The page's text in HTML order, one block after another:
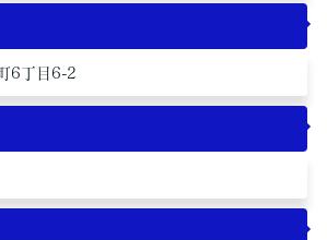
る場合
るサービスを行なうために当社が業務を委
示する場合
ることが必要である場合
確性及び安全性確保のために、セキュリテ
ています。
6丁目6-2